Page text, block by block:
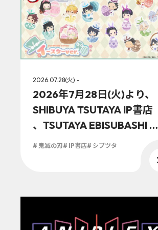
2026.07.28(火) -
2026年7月28日(火)より、
SHIBUYA TSUTAYA IP書店
、TSUTAYA EBISUBASHI 大
阪 IP書店、京都 IP書店の
# 鬼滅の刃# IP書店# シブツタ